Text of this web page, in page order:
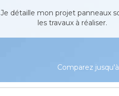
Je détaille mon projet panneaux
les travaux à réaliser.
Comparez